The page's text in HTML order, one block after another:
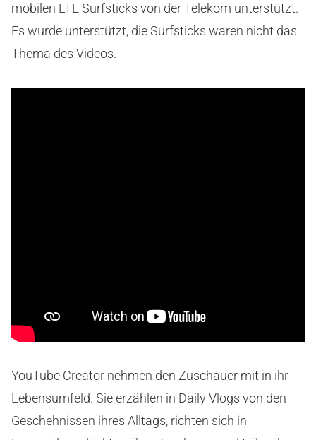
mobilen LTE Surfsticks von der Telekom unterstützt.
Es wurde unterstützt, die Surfsticks waren nicht das
Thema des Videos.
YouTube Creator nehmen den Zuschauer mit in ihr
Lebensumfeld. Sie erzählen in Daily Vlogs von den
Geschehnissen ihres Alltags, richten sich in